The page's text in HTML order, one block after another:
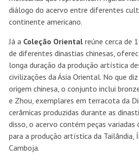
diálogo do acervo entre diferentes
continente americano.
Já a Coleção Oriental reúne cerca de
de diferentes dinastias chinesas,
longa duração da produção artística
civilizações da Ásia Oriental. No que
origem chinesa, o conjunto inclui
e Zhou, exemplares em terracota da
cerâmicas produzidas durante as
disso, o acervo contém peças variadas
para a produção artística da Tailândia,
Camboja.